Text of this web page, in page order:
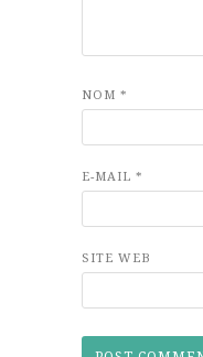
NOM *
E-MAIL *
SITE WEB